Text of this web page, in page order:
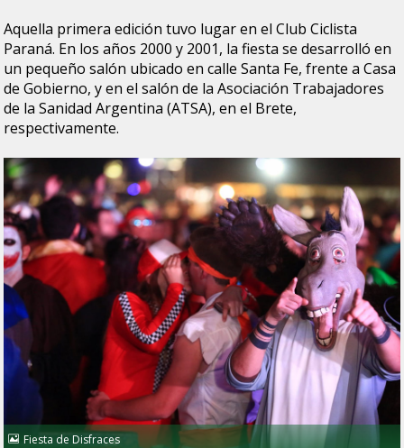
Aquella primera edición tuvo lugar en el Club Ciclista
Paraná. En los años 2000 y 2001, la fiesta se desarrolló en
un pequeño salón ubicado en calle Santa Fe, frente a Casa
de Gobierno, y en el salón de la Asociación Trabajadores
de la Sanidad Argentina (ATSA), en el Brete,
respectivamente.
Fiesta de Disfraces